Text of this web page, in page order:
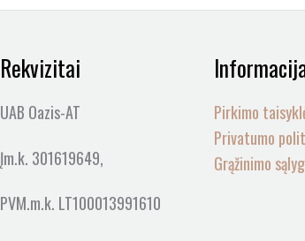
Rekvizitai
UAB Oazis-AT
Įm.k. 301619649,
PVM.m.k. LT100013991610
Pirkimo
Privatumo
Grąžinimo